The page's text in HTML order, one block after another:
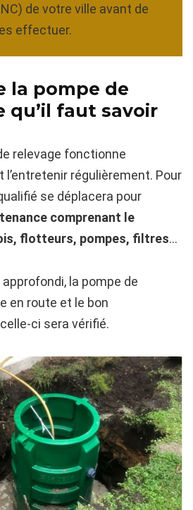
de votre ville avant de
les effectuer.
la pompe de
qu’il faut savoir
relevage fonctionne
régulièrement. Pour
se déplacera pour
comprenant le
flotteurs, pompes, filtres…
la pompe de
en route et le bon
ci sera vérifié.